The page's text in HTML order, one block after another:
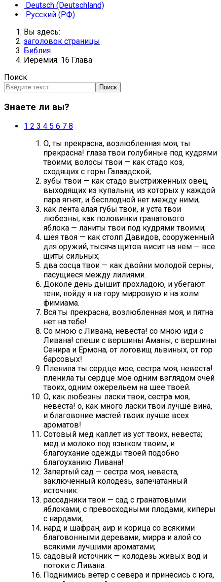
Deutsch (Deutschland)
Русский (РФ)
Вы здесь:
заголовок страницы
Библия
Иеремия. 16 Глава
Поиск
Поиск
Знаете ли вы?
1 2 3 4 5 6 7 8
О, ты прекрасна, возлюбленная моя, ты
прекрасна! глаза твои голубиные под кудрями
твоими; волосы твои — как стадо коз,
сходящих с горы Галаадской;
зубы твои — как стадо выстриженных овец,
выходящих из купальни, из которых у каждой
пара ягнят, и бесплодной нет между ними;
как лента алая губы твои, и уста твои
любезны; как половинки гранатового
яблока — ланиты твои под кудрями твоими;
шея твоя — как столп Давидов, сооруженный
для оружий, тысяча щитов висит на нем — все
щиты сильных;
два сосца твои — как двойни молодой серны,
пасущиеся между лилиями.
Доколе день дышит прохладою, и убегают
тени, пойду я на гору мирровую и на холм
фимиама.
Вся ты прекрасна, возлюбленная моя, и пятна
нет на тебе!
Со мною с Ливана, невеста! со мною иди с
Ливана! спеши с вершины Аманы, с вершины
Сенира и Ермона, от логовищ львиных, от гор
барсовых!
Пленила ты сердце мое, сестра моя, невеста!
пленила ты сердце мое одним взглядом очей
твоих, одним ожерельем на шее твоей.
О, как любезны ласки твои, сестра моя,
невеста! о, как много ласки твои лучше вина,
и благовоние мастей твоих лучше всех
ароматов!
Сотовый мед каплет из уст твоих, невеста;
мед и молоко под языком твоим, и
благоухание одежды твоей подобно
благоуханию Ливана!
Запертый сад — сестра моя, невеста,
заключенный колодезь, запечатанный
источник:
рассадники твои — сад с гранатовыми
яблоками, с превосходными плодами, киперы
с нардами,
нард и шафран, аир и корица со всякими
благовонными деревами, мирра и алой со
всякими лучшими ароматами;
садовый источник — колодезь живых вод и
потоки с Ливана.
Поднимись ветер с севера и принесись с юга,